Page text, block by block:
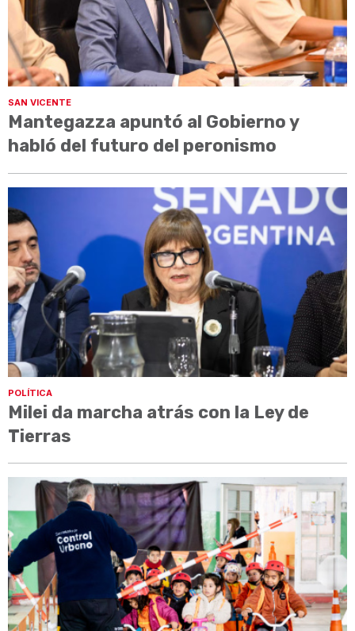
SAN VICENTE
Mantegazza apuntó al Gobierno y
habló del futuro del peronismo
POLÍTICA
Milei da marcha atrás con la Ley de
Tierras